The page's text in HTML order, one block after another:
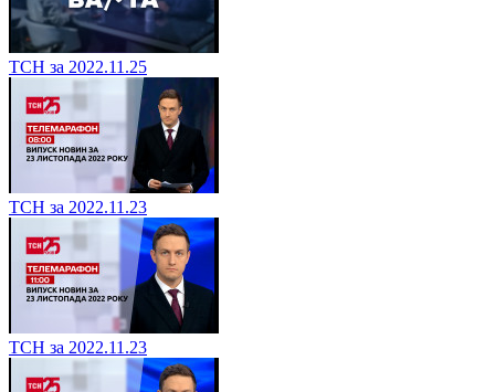
ТСН за 2022.11.25
ТСН за 2022.11.23
ТСН за 2022.11.23